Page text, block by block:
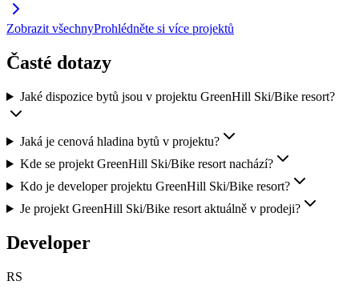
Zobrazit všechnyProhlédněte si více projektů
Časté dotazy
Jaké dispozice bytů jsou v projektu GreenHill Ski/Bike resort?
Jaká je cenová hladina bytů v projektu?
Kde se projekt GreenHill Ski/Bike resort nachází?
Kdo je developer projektu GreenHill Ski/Bike resort?
Je projekt GreenHill Ski/Bike resort aktuálně v prodeji?
Developer
RS